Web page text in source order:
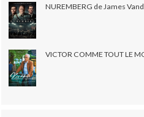
NUREMBERG de James
VICTOR COMME TOUT LE